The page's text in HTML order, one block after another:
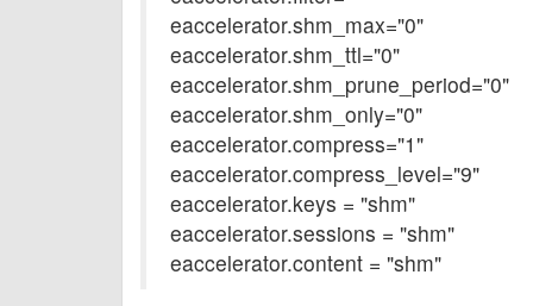
eaccelerator.shm_max="0"
eaccelerator.shm_ttl="0"
eaccelerator.shm_prune_period="0"
eaccelerator.shm_only="0"
eaccelerator.compress="1"
eaccelerator.compress_level="9"
eaccelerator.keys = "shm"
eaccelerator.sessions = "shm"
eaccelerator.content = "shm"